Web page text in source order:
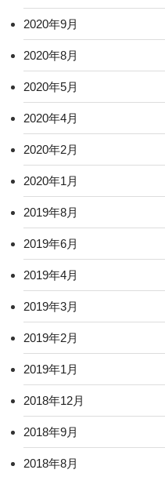
2020年9月
2020年8月
2020年5月
2020年4月
2020年2月
2020年1月
2019年8月
2019年6月
2019年4月
2019年3月
2019年2月
2019年1月
2018年12月
2018年9月
2018年8月